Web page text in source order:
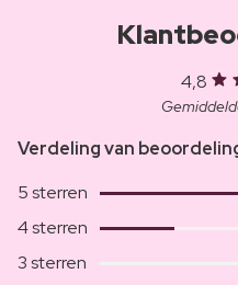
4,8
Verdeling van
5 sterren
4 sterren
3 sterren